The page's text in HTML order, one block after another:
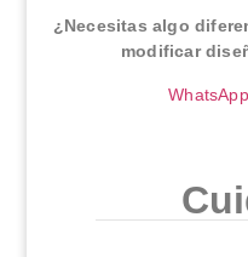
¿Necesitas algo
modificar